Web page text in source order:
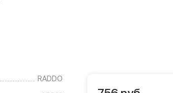
RADDO